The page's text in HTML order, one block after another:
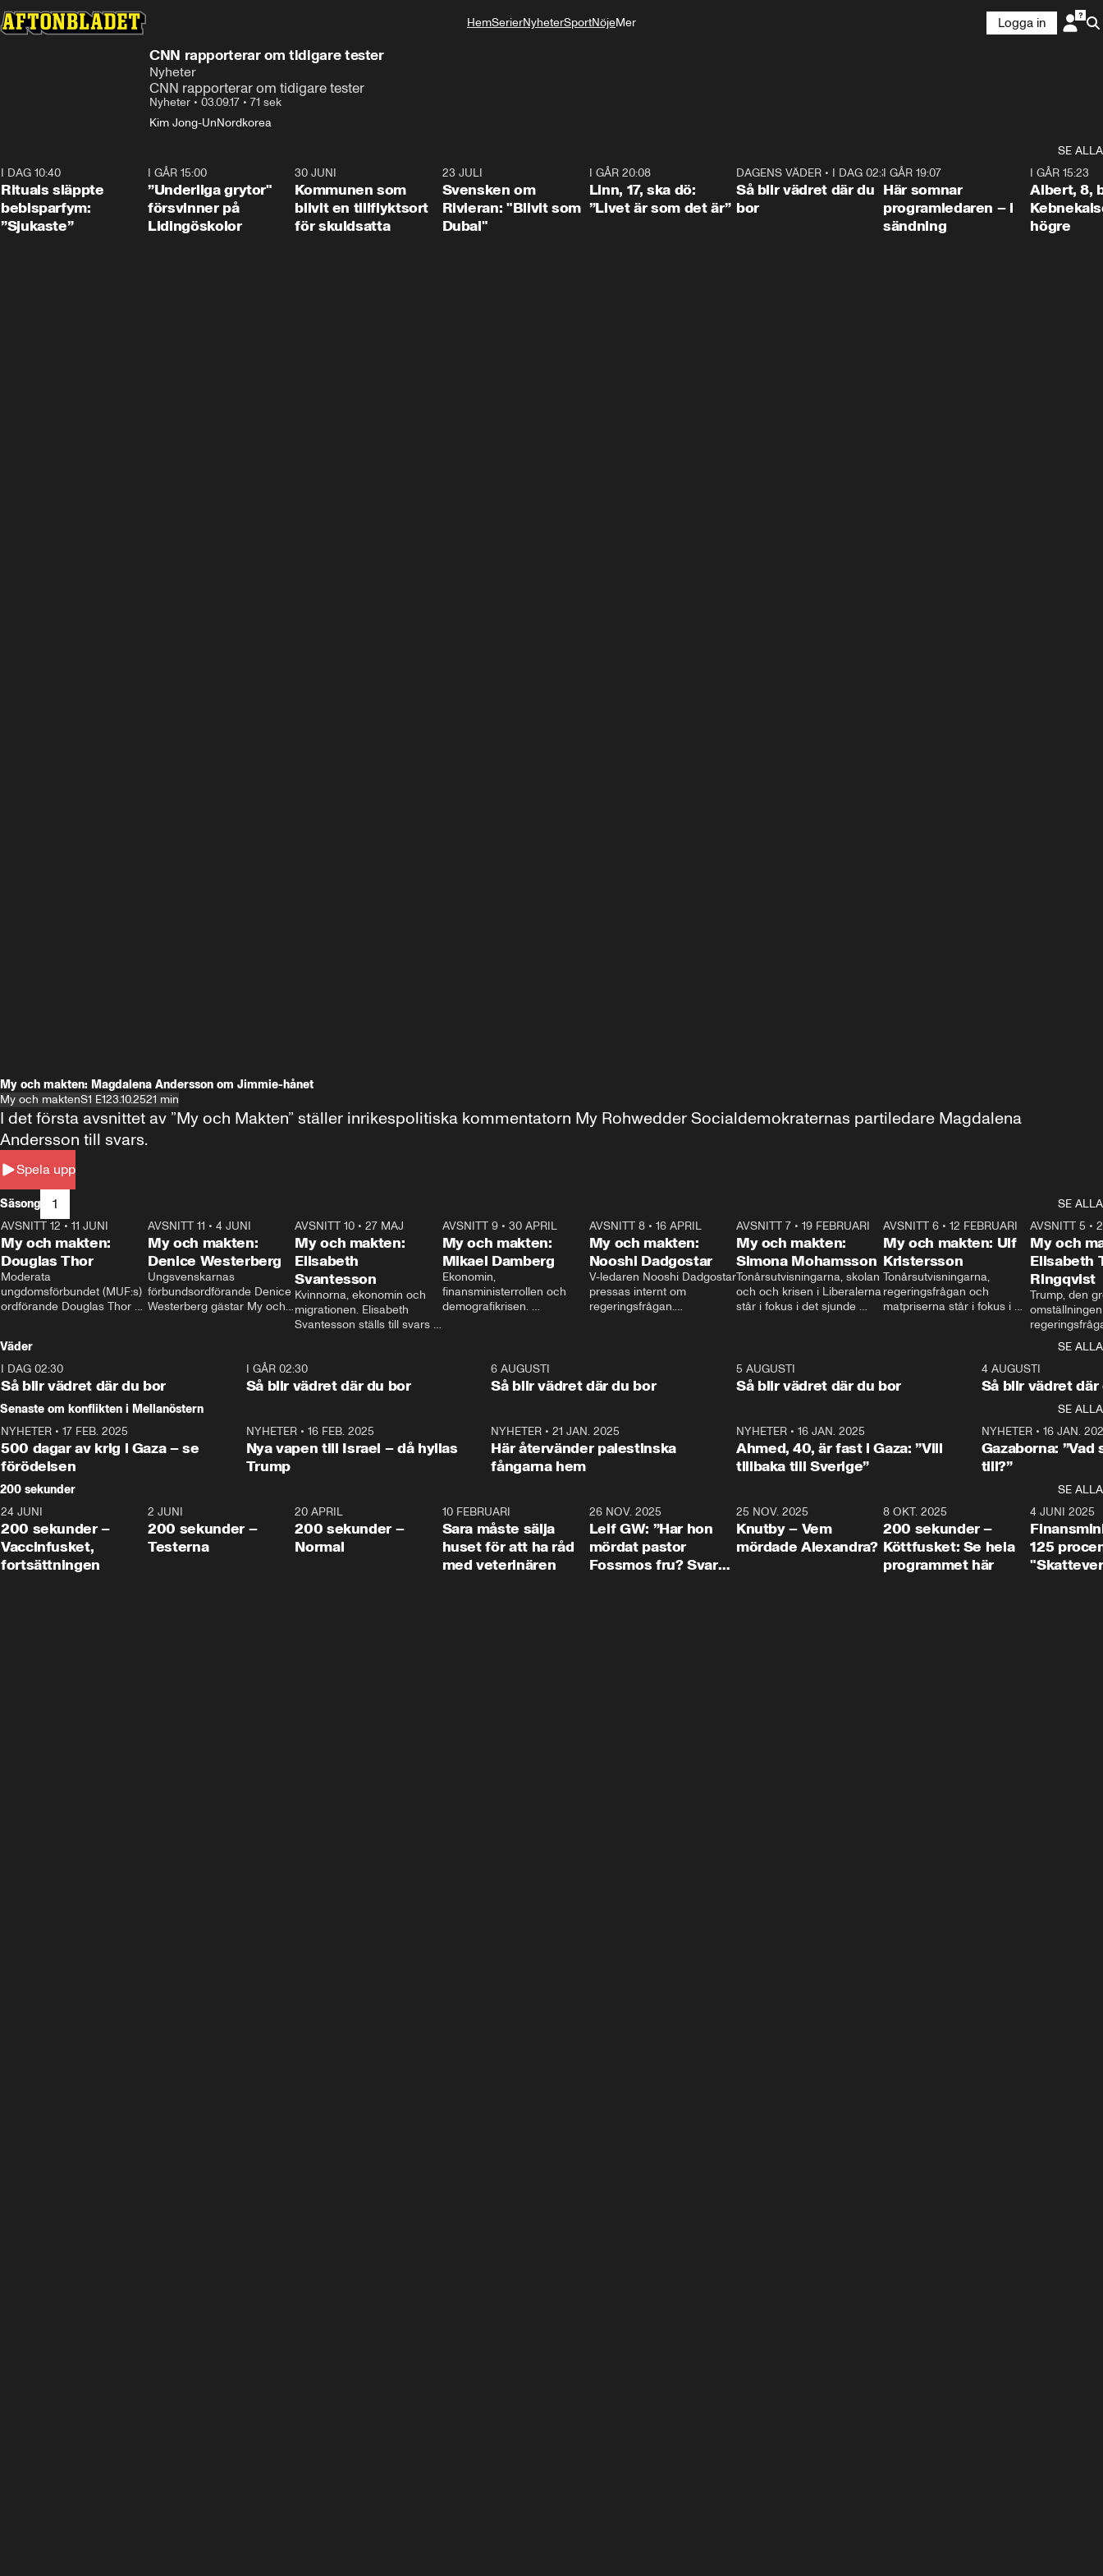
HemSerierNyheterSportNöjeMer
Logga in
CNN rapporterar om tidigare tester
Nyheter
CNN rapporterar om tidigare tester
Nyheter • 03.09.17 • 71 sek
Kim Jong-UnNordkorea
SE ALLA
I DAG 10:40
Rituals släppte
bebisparfym:
”Sjukaste”
1:07
I GÅR 15:00
”Underliga grytor"
försvinner på
Lidingöskolor
30 JUNI
Kommunen som
blivit en tillflyktsort
för skuldsatta
23 JULI
Svensken om
Rivieran: "Blivit som
Dubai"
I GÅR 20:08
Linn, 17, ska dö:
”Livet är som det är”
1:06
DAGENS VÄDER• I DAG 02:30
Så blir vädret där du
bor
I GÅR 19:07
Här somnar
programledaren – i
sändning
I GÅR 15:23
Albert, 8,
högre
My och makten: Magdalena Andersson om Jimmie-hånet
My och maktenS1 E123.10.2521 min
Spela upp
I det första avsnittet av ”My och Makten” ställer inrikespolitiska kommentatorn My Rohwedder Socialdemokraternas partiledare Magdalena
Andersson till svars.
Säsong 1
SE ALLA
26:27
AVSNITT 12 • 11 JUNI
My och makten:
Douglas Thor
Moderata
ungdomsförbundet (MUF:s)
ordförande Douglas Thor
tonårsutvisningarna och hur
Moderaterna ska locka
väljare till valet i höst.
23:40
AVSNITT 11 •4 JUNI
My och makten:
Denice Westerberg
Ungsvenskarnas
förbundsordförande Denice
Westerberg gästar My och
AVSNITT 10 •27 MAJ
My och makten:
Elisabeth
Svantesson
Kvinnorna, ekonomin och
migrationen. Elisabeth
Svantesson ställs till svars
AVSNITT 9• 30 APRIL
My och makten:
Mikael Damberg
Ekonomin,
finansministerrollen och
demografikrisen.
och Makten.
AVSNITT 8• 16 APRIL
My och makten:
Nooshi Dadgostar
V-ledaren Nooshi Dadgostar
pressas internt om
regeringsfrågan.
– Vi ställer upp i val. Ska vi
vara med så sitter vi förstås
24:30
AVSNITT 7• 19 FEBRUARI
My och makten:
Simona Mohamsson
Tonårsutvisningarna, skolan
och och krisen i Liberalerna
står i fokus i det sjunde
kommentator My
Rohwedder ställer
utbildnings- och
Mohamsson till svars.
27:30
AVSNITT 6 •12 FEBRUARI
My och makten: Ulf
Kristersson
Tonårsutvisningarna,
regeringsfrågan och
matpriserna står i fokus i
Rohwedder ställer
statsminister Ulf Kristersson
AVSNITT 5 •
My och
Elisabeth
Ringqvist
Trump, den
centrum i
avsnittet av
Makten”. Se
Aftonbladets
Rohwedder
Thand Ring
Väder
SE ALLA
I DAG 02:30
Så blir vädret där du bor
1:06
I GÅR 02:30
Så blir vädret där du bor
6 AUGUSTI
Så blir vädret där du bor
5 AUGUSTI
Så blir vädret där du bor
4 AUGUSTI
Så blir vädret där
Senaste om konflikten i Mellanöstern
SE ALLA
NYHETER • 17 FEB. 2025
500 dagar av krig i Gaza – se
förödelsen
NYHETER• 16 FEB. 2025
Nya vapen till Israel – då hyllas
Trump
NYHETER •21 JAN. 2025
Här återvänder palestinska
fångarna hem
NYHETER• 16 JAN. 2025
Ahmed, 40, är fast i Gaza: ”Vill
tillbaka till Sverige”
NYHETER• 16 JAN.
Gazaborna:
till?”
200 sekunder
SE ALLA
5:00
24 JUNI
200 sekunder –
Vaccinfusket,
fortsättningen
4:23
2 JUNI
200 sekunder –
Testerna
20 APRIL
200 sekunder –
Normal
10 FEBRUARI
Sara måste sälja
huset för att ha råd
med veterinären
26 NOV. 2025
Leif GW: ”Har hon
mördat pastor
Fossmos fru? Svar
31:05
25 NOV. 2025
Knutby – Vem
mördade Alexandra?
4:29
8 OKT. 2025
200 sekunder –
Köttfusket: Se hela
programmet här
4 JUNI 2025
125